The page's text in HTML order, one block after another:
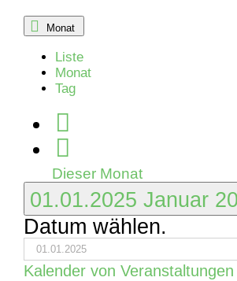
Monat
Liste
Monat
Tag
Dieser Monat
01.01.2025 Januar
Datum wählen.
Kalender von Veranstaltungen